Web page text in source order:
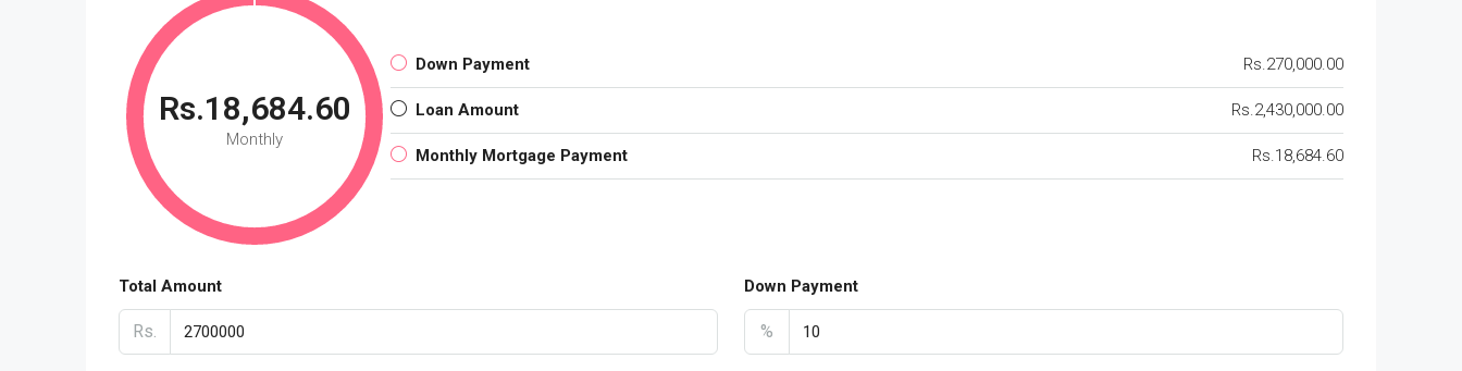
Rs.18,684.60
Monthly
Down Payment Rs.270,000.00
Loan Amount Rs.2,430,000.00
Monthly Mortgage Payment Rs.18,684.60
Total Amount
Rs.
Down Payment
%